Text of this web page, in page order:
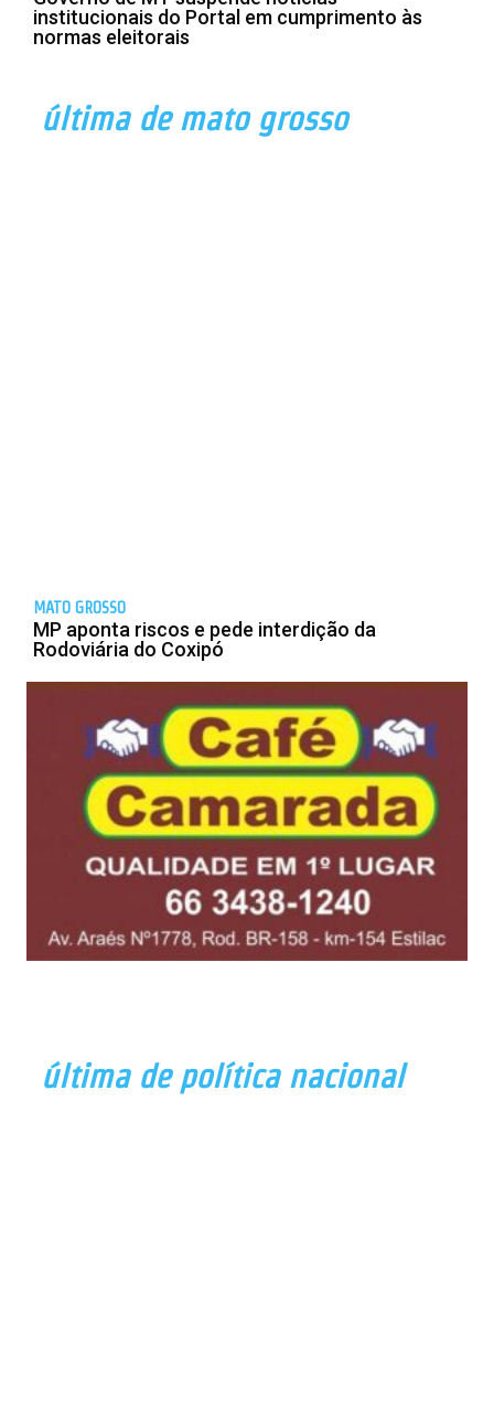
institucionais do Portal em cumprimento às
normas eleitorais
última de mato grosso
MATO GROSSO
MP aponta riscos e pede interdição da
Rodoviária do Coxipó
última de política nacional